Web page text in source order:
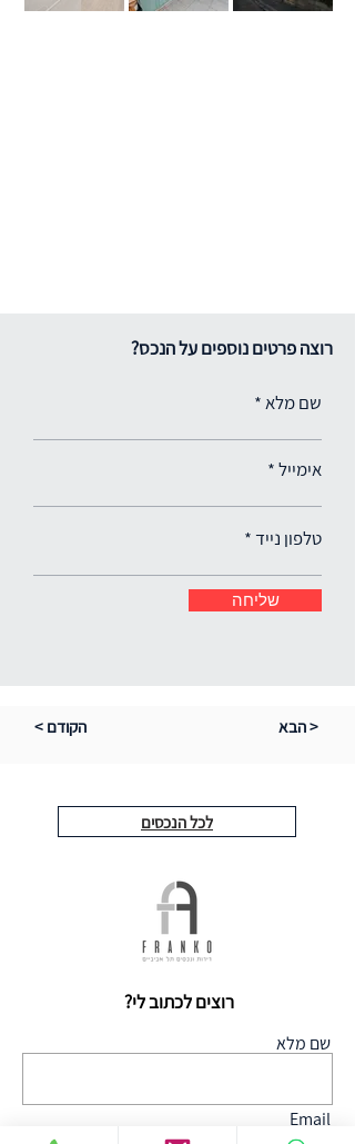
רוצה פרטים נוספים על הנכס?
שם מלא
אימייל
טלפון נייד
שליחה
< הקודם הבא >
לכל הנכסים
רוצים לכתוב לי?
שם מלא
Email